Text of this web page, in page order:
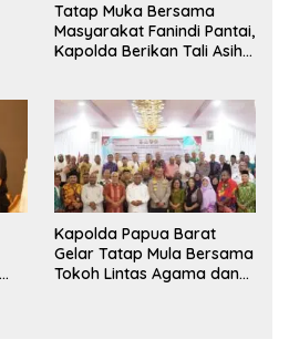
Tatap Muka Bersama
Masyarakat Fanindi Pantai,
Kapolda Berikan Tali Asih
Kapolda Papua Barat
Gelar Tatap Mula Bersama
Tokoh Lintas Agama dan